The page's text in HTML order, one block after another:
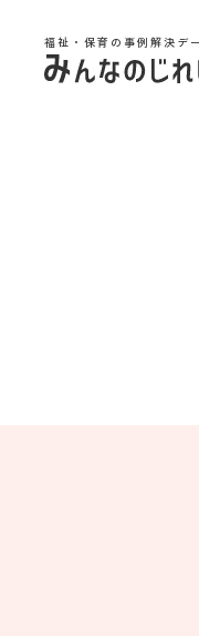
福祉・保育の事例解決デ